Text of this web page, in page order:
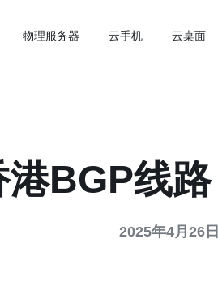
物理服务器 云手机 云桌面
BGP线路
2025年4月26日